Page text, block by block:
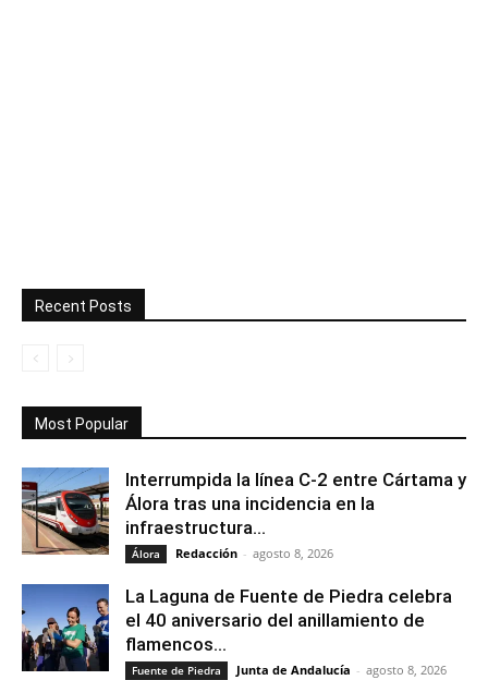
Recent Posts
Most Popular
Interrumpida la línea C-2 entre Cártama y
Álora tras una incidencia en la
infraestructura...
Álora Redacción - agosto 8, 2026
La Laguna de Fuente de Piedra celebra
el 40 aniversario del anillamiento de
flamencos...
Fuente de Piedra Junta de Andalucía - agosto 8, 2026